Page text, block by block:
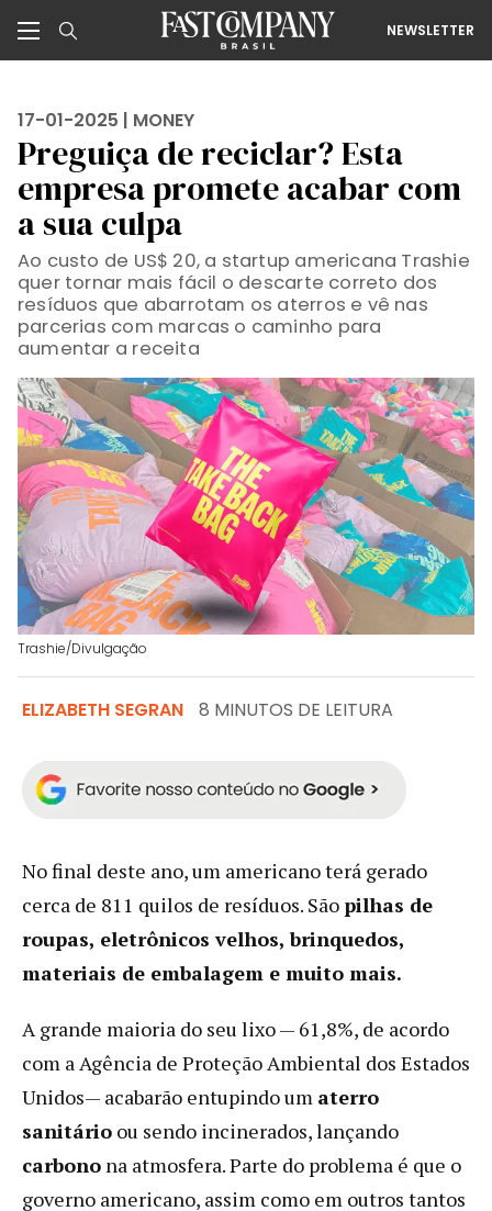
NEWSLETTER
17-01-2025 | MONEY
Preguiça de reciclar? Esta
empresa promete acabar com
a sua culpa
Ao custo de US$ 20, a startup americana Trashie
quer tornar mais fácil o descarte correto dos
resíduos que abarrotam os aterros e vê nas
parcerias com marcas o caminho para
aumentar a receita
Trashie/Divulgação
ELIZABETH SEGRAN 8 MINUTOS DE LEITURA
No final deste ano, um americano terá gerado
cerca de 811 quilos de resíduos. São pilhas de
roupas, eletrônicos velhos, brinquedos,
materiais de embalagem e muito mais.
A grande maioria do seu lixo — 61,8%, de acordo
com a Agência de Proteção Ambiental dos Estados
Unidos— acabarão entupindo um aterro
sanitário ou sendo incinerados, lançando
carbono na atmosfera. Parte do problema é que o
governo americano, assim como em outros tantos